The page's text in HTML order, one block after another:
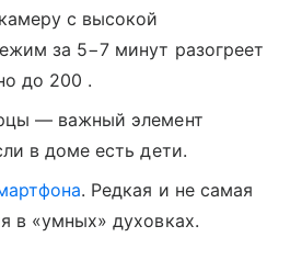
с высокой
за 5−7 минут разогреет
до 200 .
— важный элемент
в доме есть дети.
. Редкая и не самая
в «умных» духовках.